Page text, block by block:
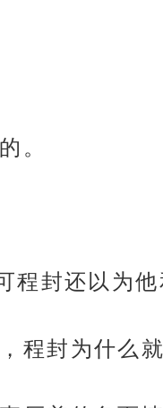
。
封还以为他
程封为什么